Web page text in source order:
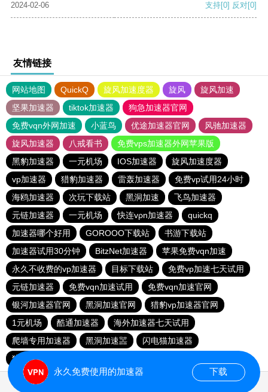
2024-02-06 支持[0] 反对[0]
友情链接
网站地图 QuickQ 旋风加速度器 旋风
旋风加速
坚果加速器
tiktok加速器
狗急加速器官网
免费vqn外网加速
小蓝鸟 优途加速器官网
风驰加速器
旋风加速器
八戒看书
免费vps加速器外网苹果版
黑豹加速器
一元机场 IOS加速器
旋风加速度器
vp加速器
猎豹加速器 雷轰加速器
免费vp试用24小时
海鸥加速器
次玩下载站 黑洞加速
飞鸟加速器
元链加速器
一元机场 快连vρn加速器
quickq
加速器哪个好用
GOROOO下载站
书游下载站
加速器试用30分钟
BitzNet加速器
苹果免费vqn加速
永久不收费的vp加速器
目标下载站
免费vp加速七天试用
元链加速器
免费vqn加速试用
免费vqn加速官网
银河加速器官网
黑洞加速官网
猎豹vp加速器官网
1元机场
酷通加速器
海外加速器七天试用
爬墙专用加速器
黑洞加速噐
闪电猫加速器
猎豹加速器官网
永久免费使用的加速器 下载